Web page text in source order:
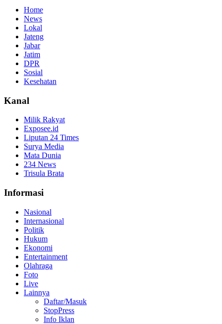
Home
News
Lokal
Jateng
Jabar
Jatim
DPR
Sosial
Kesehatan
Kanal
Milik Rakyat
Exposee.id
Liputan 24 Times
Surya Media
Mata Dunia
234 News
Trisula Brata
Informasi
Nasional
Internasional
Politik
Hukum
Ekonomi
Entertainment
Olahraga
Foto
Live
Lainnya
Daftar/Masuk
StopPress
Info Iklan